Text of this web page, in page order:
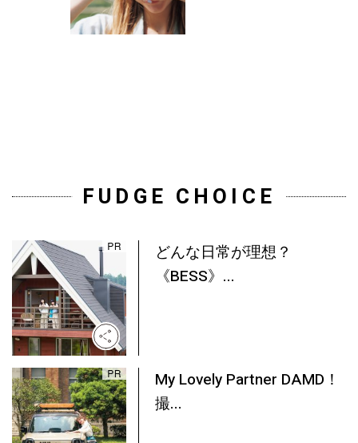
FUDGE CHOICE
どんな日常が理想？
《BESS》...
My Lovely Partner DAMD！
撮...